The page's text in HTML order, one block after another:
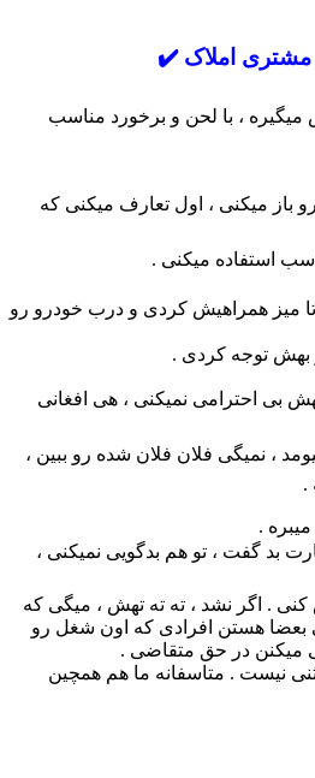
املاک ✔️
، با لحن و برخورد مناسب
باز میکنی ، اول تعارف میکنی که
استفاده میکنی .
تا میز همراهیش کردی و درب خودرو رو
بهش توجه کردی .
بی احترامی نمیکنی ، هی افغانی
، نمیگی فلان فلان شده رو ببین ،
.
.
بد گفت ، تو هم بدگویی نمیکنی ،
. اگر نشد ، ته ته تهش ، میگی که
بعضا هستن افرادی که اون شغل رو
میکنن در حق متقاضی .
نیست . متاسفانه ما هم همچین